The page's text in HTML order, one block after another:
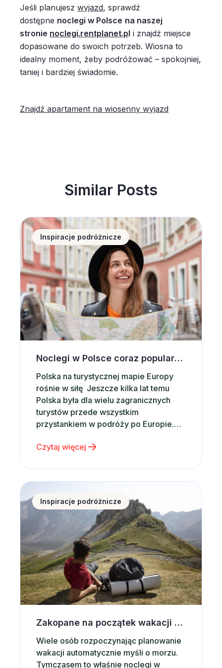
Jeśli planujesz wyjazd, sprawdź
dostępne noclegi w Polsce na naszej
stronie noclegi.rentplanet.pl i znajdź miejsce
dopasowane do swoich potrzeb. Wiosna to
idealny moment, żeby podróżować – spokojniej,
taniej i bardziej świadomie.
Znajdź apartament na wiosenny wyjazd
Similar Posts
Noclegi w Polsce coraz popularniejsze wśród
Inspiracje podróżnicze
Noclegi w Polsce coraz popularniejsze wśród zagranicznych turystów. Co przyciąga ich do naszego kraju?
Polska na turystycznej mapie Europy
rośnie w siłę Jeszcze kilka lat temu
Polska była dla wielu zagranicznych
turystów przede wszystkim
przystankiem w podróży po Europie.
celem wakacyjnych wyjazdów.
2025 roku Polskę odwiedziło 21,4 mln
turystów zagranicznych, czyli o
około 9% więcej niż rok wcześniej. Co
więcej, tempo…
Czytaj więcej
Zakopane na początek wakacji – dlaczego warto
Inspiracje podróżnicze
Zakopane na początek wakacji – dlaczego warto wybrać noclegi w górach?
Wiele osób rozpoczynając planowanie
wakacji automatycznie myśli o morzu.
Tymczasem to właśnie noclegi w